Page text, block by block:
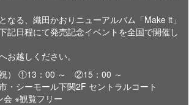
なる、織田かおりニューアルバム「Make it」
記日程にて発売記念イベントを全国で開催し
お越しください。
祝） ①13：00 ～ ②15：00 ～
・シーモール下関2F セントラルコート
会 ※観覧フリー